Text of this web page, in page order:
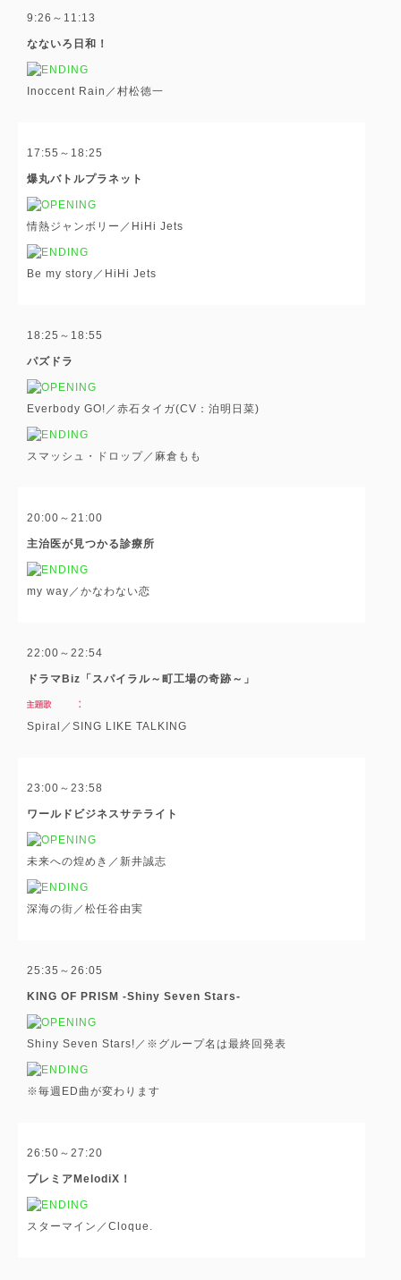
9:26～11:13
なないろ日和！
Inoccent Rain／村松徳一
17:55～18:25
爆丸バトルプラネット
情熱ジャンボリー／HiHi Jets
Be my story／HiHi Jets
18:25～18:55
パズドラ
Everbody GO!／赤石タイガ(CV：泊明日菜)
スマッシュ・ドロップ／麻倉もも
20:00～21:00
主治医が見つかる診療所
my way／かなわない恋
22:00～22:54
ドラマBiz「スパイラル～町工場の奇跡～」
Spiral／SING LIKE TALKING
23:00～23:58
ワールドビジネスサテライト
未来への煌めき／新井誠志
深海の街／松任谷由実
25:35～26:05
KING OF PRISM -Shiny Seven Stars-
Shiny Seven Stars!／※グループ名は最終回発表
※毎週ED曲が変わります
26:50～27:20
プレミアMelodiX！
スターマイン／Cloque.